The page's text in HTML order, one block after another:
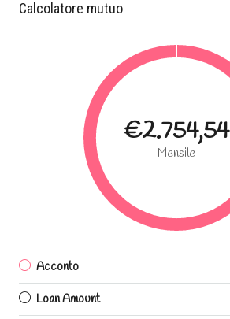
Calcolatore mutuo
€2.754,54
Mensile
Acconto
Loan Amount